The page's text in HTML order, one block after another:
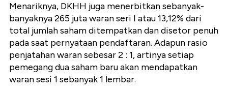
Menariknya, DKHH juga menerbitkan sebanyak-
banyaknya 265 juta waran seri I atau 13,12% dari
total jumlah saham ditempatkan dan disetor penuh
pada saat pernyataan pendaftaran. Adapun rasio
penjatahan waran sebesar 2 : 1, artinya setiap
pemegang dua saham baru akan mendapatkan
waran sesi 1 sebanyak 1 lembar.